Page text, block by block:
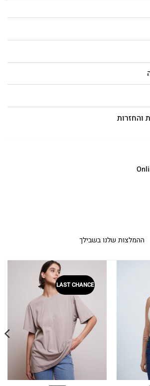
והחזרות
ההמלצות שלנו בשבילך
LAST CHANCE